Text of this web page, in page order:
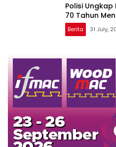
Polisi
70 Tahun
Berita 31 July,